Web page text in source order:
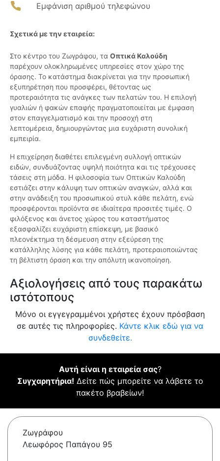
Εμφάνιση αριθμού τηλεφώνου
Σχετικά με την εταιρεία:
Στο κέντρο του Ζωγράφου, τα Οπτικά Καλούδη
παρέχουν ολοκληρωμένες υπηρεσίες στον χώρο της
όρασης. Το κατάστημα διακρίνεται για την προσωπική
εξυπηρέτηση που προσφέρει, θέτοντας ως
προτεραιότητα τις ανάγκες των πελατών του. Η επιλογή
γυαλιών ή φακών επαφής πραγματοποιείται με έμφαση
στον επαγγελματισμό και την προσοχή στη
λεπτομέρεια, δημιουργώντας μια ευχάριστη συνολική
εμπειρία.
Η επιχείρηση διαθέτει επιλεγμένη συλλογή οπτικών
ειδών, συνδυάζοντας υψηλή ποιότητα και τις τρέχουσες
τάσεις στη μόδα. Η φιλοσοφία των Οπτικών Καλούδη
εστιάζει στην κάλυψη των οπτικών αναγκών, αλλά και
στην ανάδειξη του προσωπικού στυλ κάθε πελάτη, ενώ
προσφέρονται προϊόντα σε ιδιαίτερα προσιτές τιμές. Ο
φιλόξενος και άνετος χώρος του καταστήματος
εξασφαλίζει ευχάριστη επίσκεψη, με βασικό
πλεονέκτημα τη δέσμευση στην εξεύρεση της
κατάλληλης λύσης για κάθε πελάτη, προτεραιοποιώντας
τη βέλτιστη όραση και την απόλυτη ικανοποίηση.
Αξιολογήσεις από τους παρακάτω
ιστότοπους
Μόνο οι εγγεγραμμένοι χρήστες έχουν πρόσβαση
σε αυτές τις πληροφορίες. Κάντε κλικ εδώ για να
συνδεθείτε.
Αυτή είναι η εταιρεία σας?
Συγχαρητήρια! Δείτε πώς μπορείτε να λάβετε το
πακέτο βραβείων!
Ζωγράφου
Λεωφόρος Παπάγου 95